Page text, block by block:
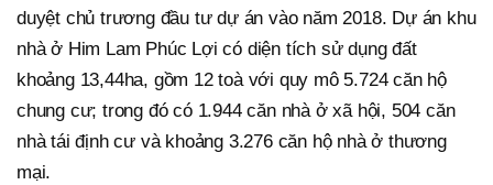
duyệt chủ trương đầu tư dự án vào năm 2018. Dự án khu
nhà ở Him Lam Phúc Lợi có diện tích sử dụng đất
khoảng 13,44ha, gồm 12 toà với quy mô 5.724 căn hộ
chung cư; trong đó có 1.944 căn nhà ở xã hội, 504 căn
nhà tái định cư và khoảng 3.276 căn hộ nhà ở thương
mại.